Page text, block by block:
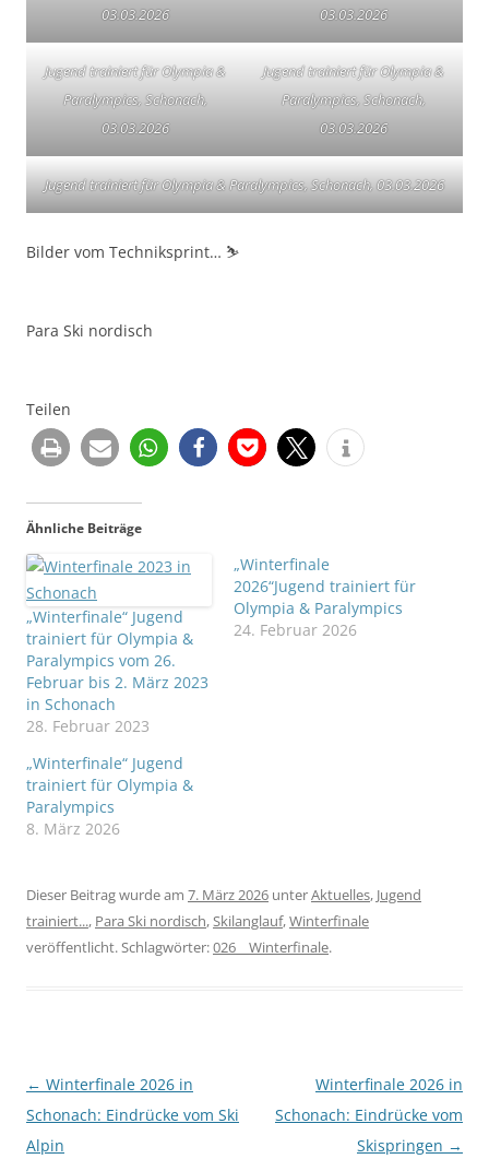
03.03.2026 03.03.2026
Jugend trainiert für Olympia &
Paralympics, Schonach,
03.03.2026
Jugend trainiert für Olympia &
Paralympics, Schonach,
03.03.2026
Jugend trainiert für Olympia & Paralympics, Schonach, 03.03.2026
Bilder vom Techniksprint… ⛷️
Para Ski nordisch
Teilen
Ähnliche Beiträge
„Winterfinale“ Jugend
trainiert für Olympia &
Paralympics vom 26.
Februar bis 2. März 2023
in Schonach
28. Februar 2023
„Winterfinale
2026“Jugend trainiert für
Olympia & Paralympics
24. Februar 2026
„Winterfinale“ Jugend
trainiert für Olympia &
Paralympics
8. März 2026
Dieser Beitrag wurde am 7. März 2026 unterAktuelles, Jugend
trainiert..., Para Ski nordisch,Skilanglauf,Winterfinale
veröffentlicht. Schlagwörter:026__Winterfinale.
Beitragsnavigation
← Winterfinale 2026 in
Schonach: Eindrücke vom Ski
Alpin
Winterfinale 2026 in
Schonach: Eindrücke vom
Skispringen →